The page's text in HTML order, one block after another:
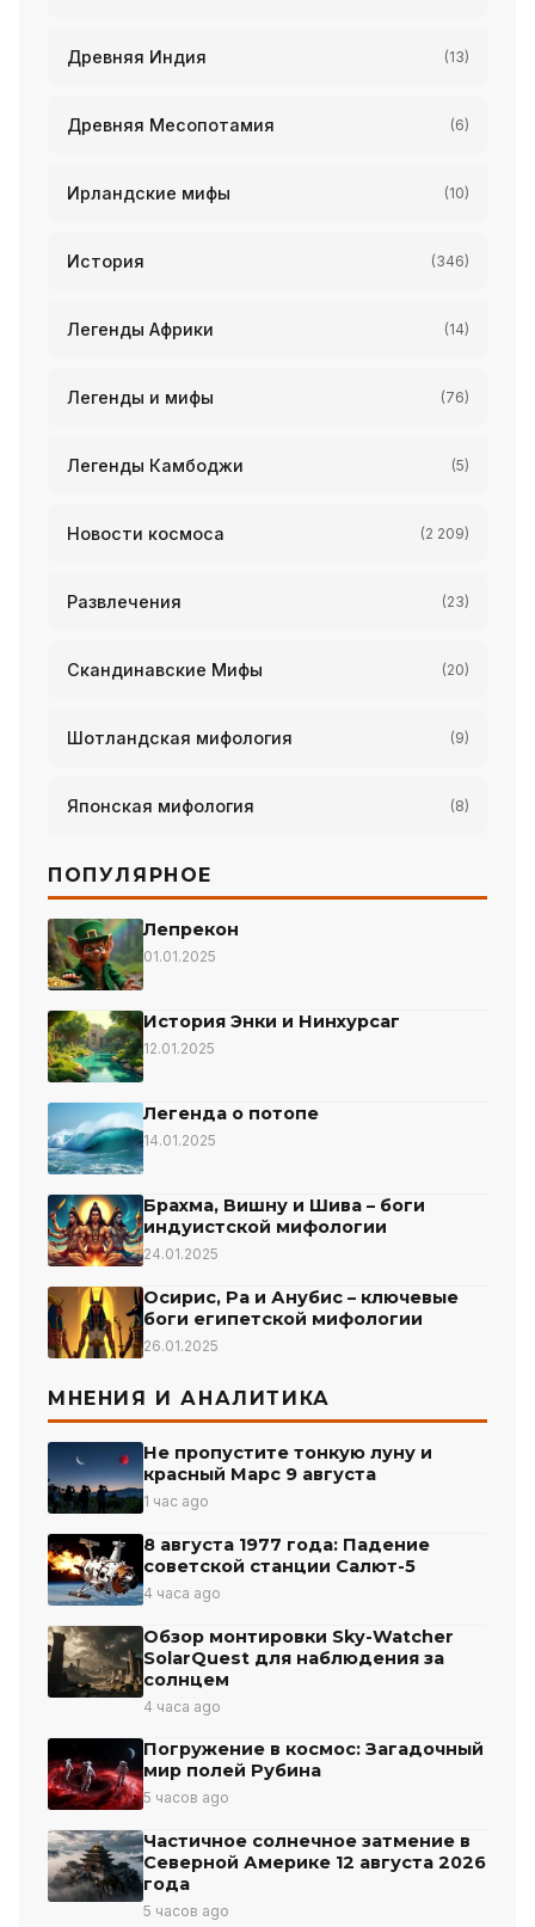
Древняя Индия (13)
Древняя Месопотамия (6)
Ирландские мифы (10)
История (346)
Легенды Африки (14)
Легенды и мифы (76)
Легенды Камбоджи (5)
Новости космоса (2 209)
Развлечения (23)
Скандинавские Мифы (20)
Шотландская мифология (9)
Японская мифология (8)
ПОПУЛЯРНОЕ
Лепрекон
01.01.2025
История Энки и Нинхурсаг
12.01.2025
Легенда о потопе
14.01.2025
Брахма, Вишну и Шива – боги
индуистской мифологии
24.01.2025
Осирис, Ра и Анубис – ключевые
боги египетской мифологии
26.01.2025
МНЕНИЯ И АНАЛИТИКА
Не пропустите тонкую луну и
красный Марс 9 августа
1 час ago
8 августа 1977 года: Падение
советской станции Салют-5
4 часа ago
Обзор монтировки Sky-Watcher
SolarQuest для наблюдения за
солнцем
4 часа ago
Погружение в космос: Загадочный
мир полей Рубина
5 часов ago
Частичное солнечное затмение в
Северной Америке 12 августа 2026
года
5 часов ago